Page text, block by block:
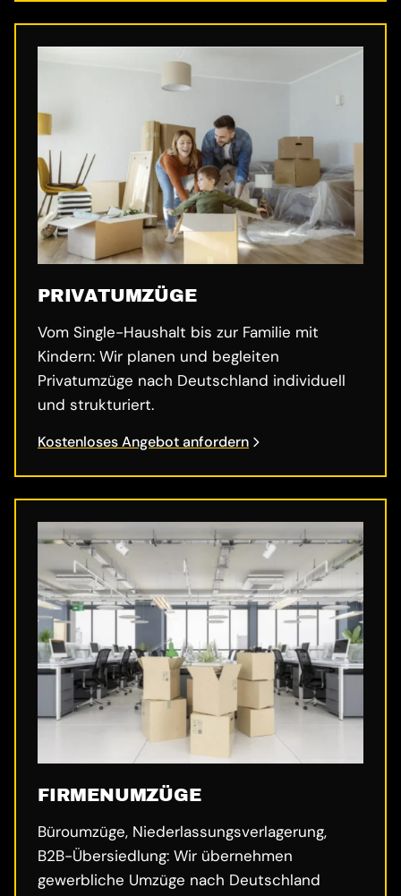
PRIVATUMZÜGE
Vom Single-Haushalt bis zur Familie mit
Kindern: Wir planen und begleiten
Privatumzüge nach Deutschland individuell
und strukturiert.
Kostenloses Angebot anfordern
FIRMENUMZÜGE
Büroumzüge, Niederlassungsverlagerung,
B2B-Übersiedlung: Wir übernehmen
gewerbliche Umzüge nach Deutschland